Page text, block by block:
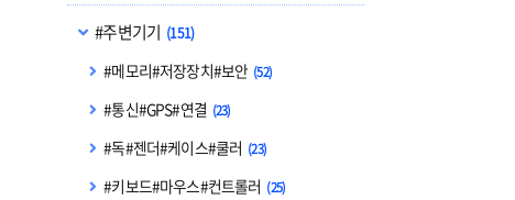
#주변기기 (151)
#메모리#저장장치#보안 (52)
#통신#GPS#연결 (23)
#독#젠더#케이스#쿨러 (23)
#키보드#마우스#컨트롤러 (25)